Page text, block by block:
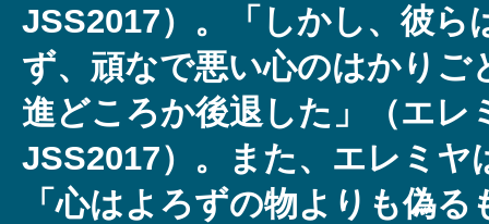
JSS2017）。「しかし、彼ら
ず、頑なで悪い心のはかりご
進どころか後退した」（エレ
JSS2017）。また、エレミヤ
「心はよろずの物よりも偽